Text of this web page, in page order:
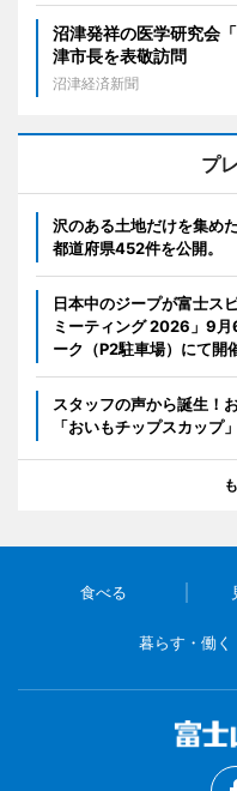
沼津発祥の医学研究会
津市長を表敬訪問
沼津経済新聞
プ
沢のある土地だけを集め
都道府県452件を公開。
日本中のジープが富士ス
ミーティング 2026」9
ーク（P2駐車場）にて開
スタッフの声から誕生！
「おいもチップスカップ
食べる
暮らす・働く